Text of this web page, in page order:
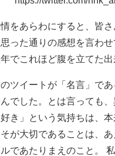
をあらわにすると、皆
った通りの感想を言わせ
でこれほど腹を立てた出
ツイートが「名言」で
でした。とは言っても
き」という気持ちは、
が大切であることは、
であたりまえのこと。